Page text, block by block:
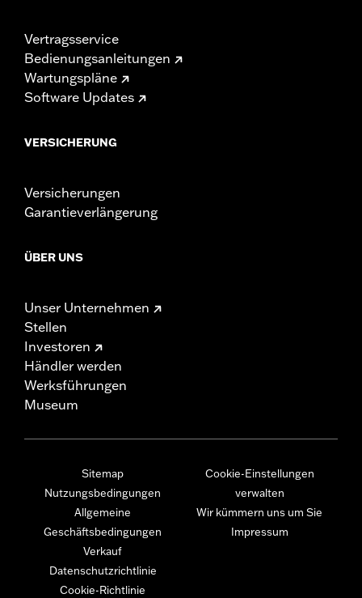
Vertragsservice
Bedienungsanleitungen
Wartungspläne
Software Updates
VERSICHERUNG
Versicherungen
Garantieverlängerung
ÜBER UNS
Unser Unternehmen
Stellen
Investoren
Händler werden
Werksführungen
Museum
Sitemap
Nutzungsbedingungen
Allgemeine
Geschäftsbedingungen
Verkauf
Datenschutzrichtlinie
Cookie-Richtlinie
Cookie-Einstellungen
verwalten
Wir kümmern uns um Sie
Impressum